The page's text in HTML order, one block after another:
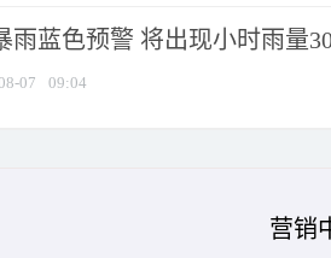
雨蓝色预警 将出现小时雨量
07 09:04
营销